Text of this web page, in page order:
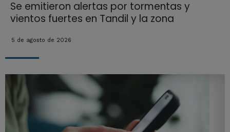
Se emitieron alertas por tormentas y
vientos fuertes en Tandil y la zona
5 de agosto de 2026